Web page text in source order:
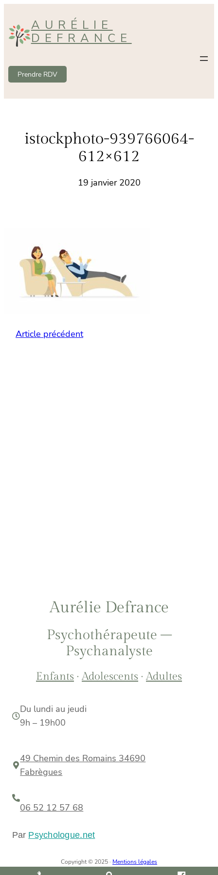
contenu
AURÉLIE
DEFRANCE
Prendre RDV
istockphoto-939766064-
612×612
19 janvier 2020
Article précédent
Aurélie Defrance
Psychothérapeute –
Psychanalyste
Enfants ·Adolescents ·Adultes
Du lundi au jeudi
9h – 19h00
49 Chemin des Romains 34690
Fabrègues
06 52 12 57 68
Par Psychologue.net
Copyright © 2025 · Mentions légales